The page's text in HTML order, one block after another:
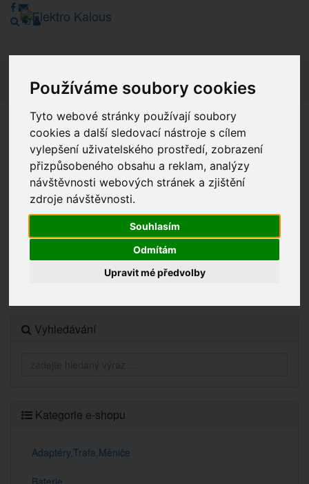
Používáme soubory cookies
Tyto webové stránky používají soubory
cookies a další sledovací nástroje s cílem
vylepšení uživatelského prostředí, zobrazení
přizpůsobeného obsahu a reklam, analýzy
návštěvnosti webových stránek a zjištění
zdroje návštěvnosti.
Souhlasím
Odmítám
Upravit mé předvolby
Vážení zákazníci, v tuto chvíli je Náš internetový obchod v
režimu Katalogu. Objednávky on-line nyní nelze vyřídit.
Děkujeme za pochopení.
Výprodej
Vyhledávání
Kategorie e-shopu
Adaptéry,Trafa,Měniče
Baterie